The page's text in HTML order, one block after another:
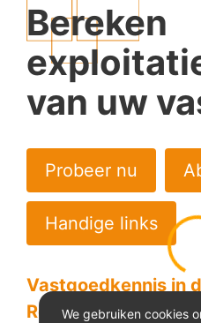
Bereken
van uw
Probeer nu
Handige links
Vastgoedkennis in
Real Estate Valuator
We gebruiken cookies